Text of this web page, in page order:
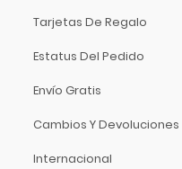
Tarjetas De Regalo
Estatus Del Pedido
Envío Gratis
Cambios Y Devoluciones
Internacional